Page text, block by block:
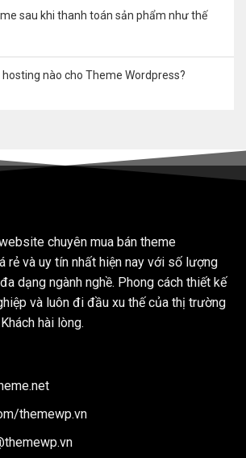
sau khi thanh toán sản phẩm như thế
hosting nào cho Theme Wordpress?
chuyên mua bán theme
rẻ và uy tín nhất hiện nay với số lượng
dạng ngành nghề. Phong cách thiết kế
và luôn đi đầu xu thế của thị trường
hài lòng.
themewp.vn